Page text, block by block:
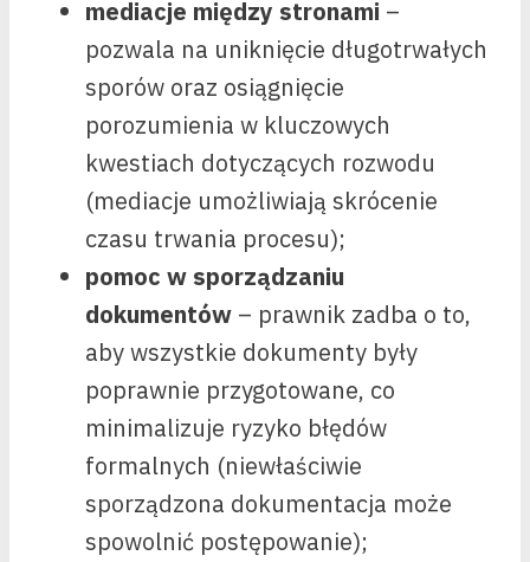
mediacje między stronami –
pozwala na uniknięcie długotrwałych
sporów oraz osiągnięcie
porozumienia w kluczowych
kwestiach dotyczących rozwodu
(mediacje umożliwiają skrócenie
czasu trwania procesu);
pomoc w sporządzaniu
dokumentów – prawnik zadba o to,
aby wszystkie dokumenty były
poprawnie przygotowane, co
minimalizuje ryzyko błędów
formalnych (niewłaściwie
sporządzona dokumentacja może
spowolnić postępowanie);